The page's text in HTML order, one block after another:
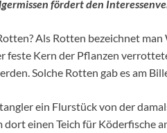
fördert den
Als Rotten bezeichnet
feste Kern der Pflanzen
Solche Rotten gab es am
ein Flurstück von der
dort einen Teich für Köderfische